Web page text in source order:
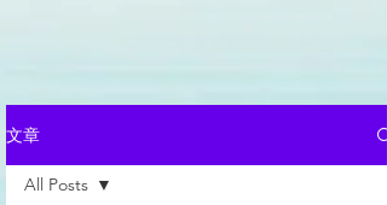
文章
All Posts